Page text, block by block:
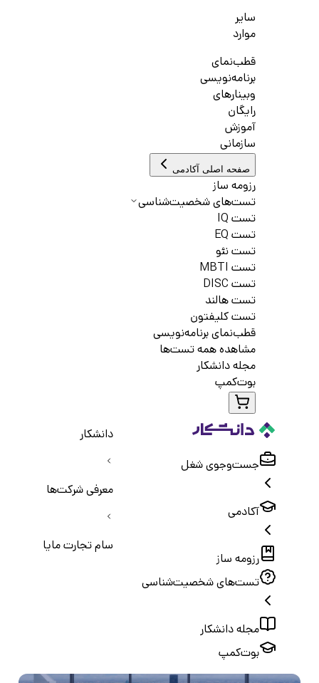
سایر
موارد
قطب‌نمای
برنامه‌نویسی
وبینارهای
رایگان
آموزش
سازمانی
صفحه اصلی آکادمی
رزومه ساز
تست‌های شخصیت‌شناسی
تست IQ
تست EQ
تست نئو
تست MBTI
تست DISC
تست هالند
تست کلیفتون
قطب‌نمای برنامه‌نویسی
مشاهده همه تست‌ها
مجله دانشکار
بوت‌کمپ
جست‌و‌جوی شغل
آکادمی
رزومه ساز
تست‌های شخصیت‌شناسی
مجله دانشکار
بوت‌کمپ
دانشکار
معرفی شرکت‌ها
سام تجارت مایا